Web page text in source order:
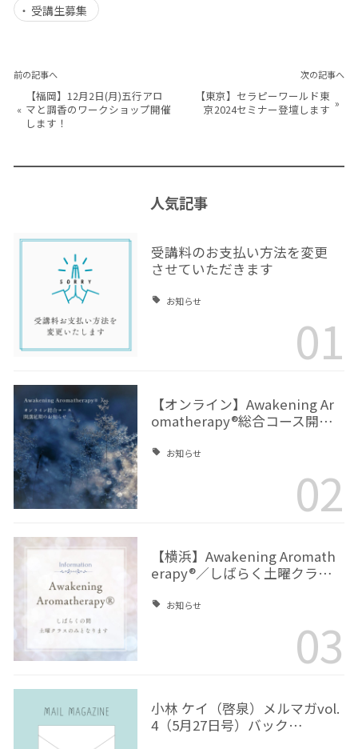
受講生募集
前の記事へ
«
【福岡】12月2日(月)五行アロ
マと調香のワークショップ開催
します！
次の記事へ
【東京】セラピーワールド東
京2024セミナー登壇します »
人気記事
受講料のお支払い方法を変更
させていただきます
お知らせ
01
【オンライン】Awakening Ar
omatherapy®総合コース開…
お知らせ
02
【横浜】Awakening Aromath
erapy®／しばらく土曜クラ…
お知らせ
03
小林 ケイ（啓泉）メルマガvol.
4（5月27日号）バック…